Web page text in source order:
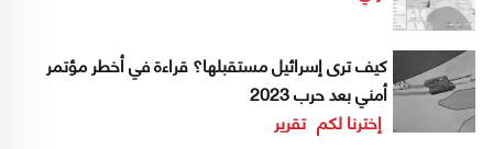
كيف ترى إسرائيل مستقبلها؟ قراءة في أخطر مؤتمر
أمني بعد حرب 2023
إخترنا لكم تقرير